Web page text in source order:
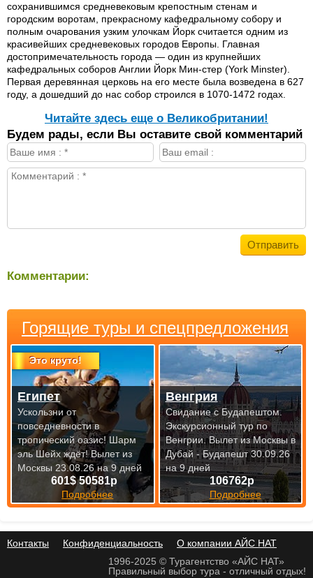
сохранившимся средневековым крепостным стенам и
городским воротам, прекрасному кафедральному собору и
полным очарования узким улочкам Йорк считается одним из
красивейших средневековых городов Европы. Главная
достопримечательность города — один из крупнейших
кафедральных соборов Англии Йорк Мин-стер (York Minster).
Первая деревянная церковь на его месте была возведена в 627
году, а дошедший до нас собор строился в 1070-1472 годах.
Читайте здесь еще о Великобритании!
Будем рады, если Вы оставите свой комментарий
Комментарии:
Горящие туры и спецпредложения
Это круто!
601$ 50581р
Подробнее
Египет
Ускользни от
повседневности в
тропический оазис! Шарм
эль Шейх ждёт!Вылет из
Москвы 23.08.26 на 9 дней
106762р
Подробнее
Венгрия
Свидание с Будапештом.
Экскурсионный тур по
Венгрии.Вылет из Москвы в
Дубай - Будапешт 30.09.26
на 9 дней
Контакты Конфиденциальность
О компании АЙС НАТ
1996-2025 © Турагентство «АЙС НАТ»
Правильный выбор тура - отличный отдых!